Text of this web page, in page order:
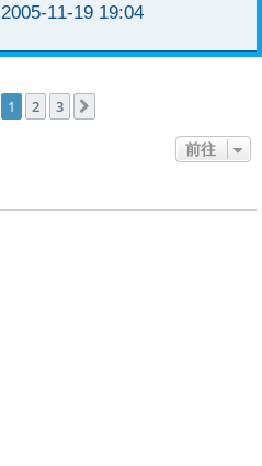
2005-11-19 19:04
1 2 3
前往